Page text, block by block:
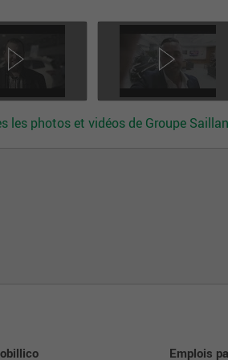
le travail d’équipe, la
« porte ouverte » nous permet d’être à
cœur de chacune des actions posées
les photos et vidéos de Groupe
Emplois